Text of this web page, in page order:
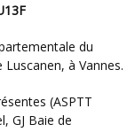
à Vannes.
GJ Baie de